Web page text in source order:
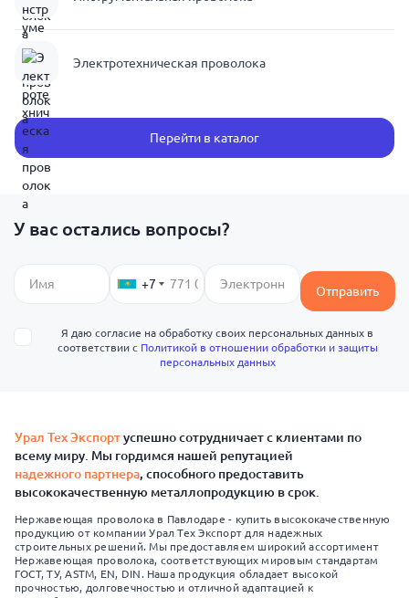
Электротехническая проволока
Перейти в каталог
У вас остались вопросы?
+7 Отправить
Я даю согласие на обработку своих персональных данных в
соответствии с Политикой в отношении обработки и защиты
персональных данных
Урал Тех Экспортуспешно сотрудничает с клиентами по
всему миру. Мы гордимся нашей репутацией
надежного партнера, способного предоставить
высококачественную металлопродукцию в срок.
Нержавеющая проволока в Павлодаре - купить высококачественную
продукцию от компании Урал Тех Экспорт для надежных
строительных решений. Мы предоставляем широкий ассортимент
Нержавеющая проволока, соответствующих мировым стандартам
ГОСТ, ТУ, ASTM, EN, DIN. Наша продукция обладает высокой
прочностью, долговечностью и отличной адаптацией к